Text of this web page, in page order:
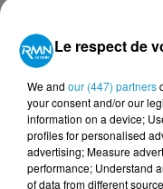
Votre n° de
Le respect de
We and our (447) partners
your consent and/or our
information on a device;
profiles for personalised
advertising; Measure
performance; Understand
of data from different